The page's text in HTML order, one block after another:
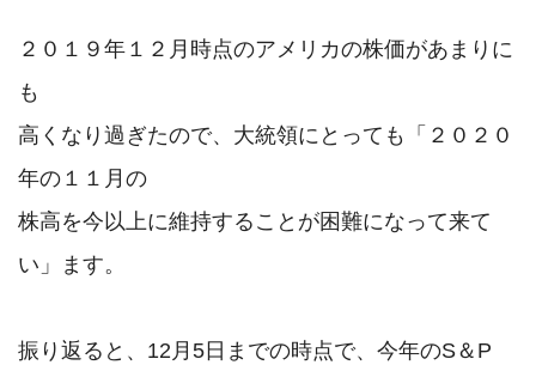
２０１９年１２月時点のアメリカの株価があまりに
も
高くなり過ぎたので、大統領にとっても「２０２０
年の１１月の
株高を今以上に維持することが困難になって来て
い」ます。
振り返ると、12月5日までの時点で、今年のS＆P